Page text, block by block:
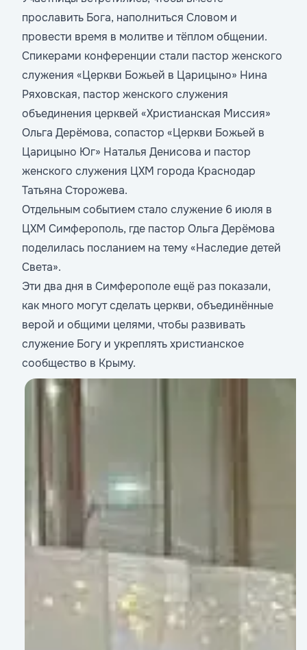
прославить Бога, наполниться Словом и
провести время в молитве и тёплом общении.
Спикерами конференции стали пастор женского
служения «Церкви Божьей в Царицыно» Нина
Ряховская, пастор женского служения
объединения церквей «Христианская Миссия»
Ольга Дерёмова, сопастор «Церкви Божьей в
Царицыно Юг» Наталья Денисова и пастор
женского служения ЦХМ города Краснодар
Татьяна Сторожева.
Отдельным событием стало служение 6 июля в
ЦХМ Симферополь, где пастор Ольга Дерёмова
поделилась посланием на тему «Наследие детей
Света».
Эти два дня в Симферополе ещё раз показали,
как много могут сделать церкви, объединённые
верой и общими целями, чтобы развивать
служение Богу и укреплять христианское
сообщество в Крыму.